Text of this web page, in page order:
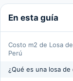
En esta guía
Costo m2 de Losa
Perú
¿Qué es una losa